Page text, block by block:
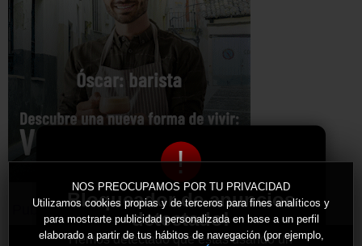
!
Bloqueador de anuncios
detectado!
Hemos detectado que estás usando un
NOS PREOCUPAMOS POR TU PRIVACIDAD
Utilizamos cookies propias y de terceros para fines analíticos y
para mostrarte publicidad personalizada en base a un perfil
elaborado a partir de tus hábitos de navegación (por ejemplo,
Publicidad